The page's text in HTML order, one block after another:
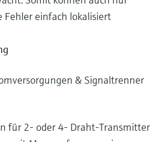
einfach lokalisiert
& Signaltrenner
für 2- oder 4- Draht-Transmitter